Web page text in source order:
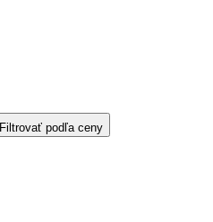
Filtrovať podľa ceny